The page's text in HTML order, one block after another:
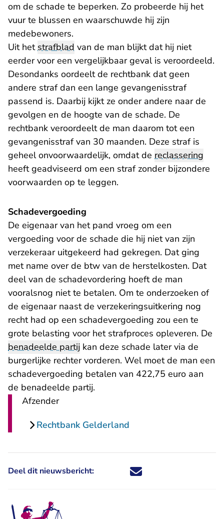
om de schade te beperken. Zo probeerde hij het
vuur te blussen en waarschuwde hij zijn
medebewoners.
Uit hetstrafblad van de man blijkt dat hij niet
eerder voor een vergelijkbaar geval is veroordeeld.
Desondanks oordeelt de rechtbank dat geen
andere straf dan een lange gevangenisstraf
passend is. Daarbij kijkt ze onder andere naar de
gevolgen en de hoogte van de schade. De
rechtbank veroordeelt de man daarom tot een
gevangenisstraf van 30 maanden. Deze straf is
geheel onvoorwaardelijk, omdat de reclassering
heeft geadviseerd om een straf zonder bijzondere
voorwaarden op te leggen.
Schadevergoeding
De eigenaar van het pand vroeg om een
vergoeding voor de schade die hij niet van zijn
verzekeraar uitgekeerd had gekregen. Dat ging
met name over de btw van de herstelkosten. Dat
deel van de schadevordering hoeft de man
vooralsnog niet te betalen. Om te onderzoeken of
de eigenaar naast de verzekeringsuitkering nog
recht had op een schadevergoeding zou een te
grote belasting voor het strafproces opleveren. De
benadeelde partij kan deze schade later via de
burgerlijke rechter vorderen. Wel moet de man een
schadevergoeding betalen van 422,75 euro aan
de benadeelde partij.
Afzender
Rechtbank Gelderland
Deel dit nieuwsbericht: Deel dit nieuwsbericht via X -
Deel dit nieuwsbericht via
Deel dit nieuwsbericht
Deel dit